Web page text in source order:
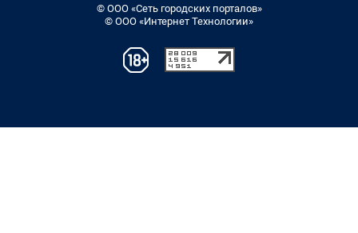
© ООО «Сеть городских порталов»
© ООО «Интернет Технологии»